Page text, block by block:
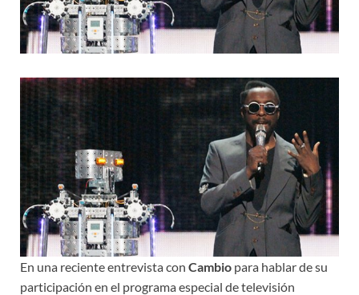
En una reciente entrevista con Cambio para hablar de su
participación en el programa especial de televisión